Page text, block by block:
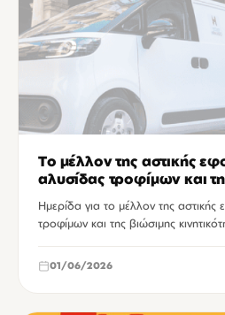
Το μέλλον της αστικής
αλυσίδας τροφίμων και
κινητικότητας
Ημερίδα για το μέλλον της αστικής
τροφίμων και της βιώσιμης
01/06/2026